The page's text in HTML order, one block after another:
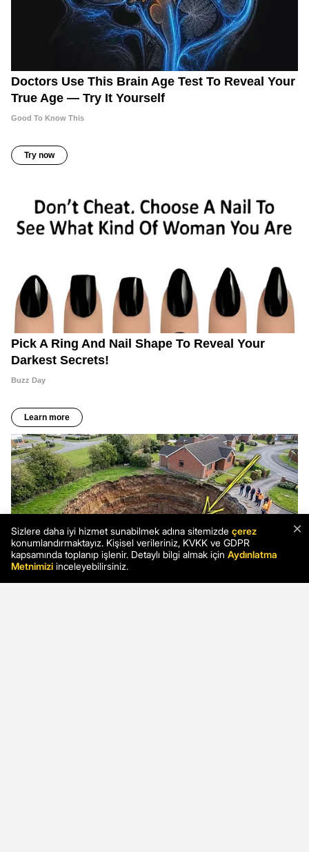
×
Sizlere daha iyi hizmet sunabilmek adına sitemizde çerez
konumlandırmaktayız. Kişisel verileriniz, KVKK ve GDPR
kapsamında toplanıp işlenir. Detaylı bilgi almak için Aydınlatma
Metnimizi inceleyebilirsiniz.